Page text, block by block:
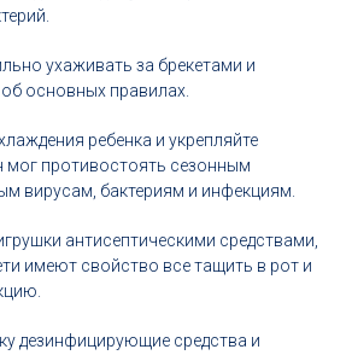
ухаживать за брекетами и
основных правилах.
ребенка и укрепляйте
мог противостоять сезонным
вирусам, бактериям и инфекциям.
антисептическими средствами,
имеют свойство все тащить в рот и
дезинфицирующие средства и